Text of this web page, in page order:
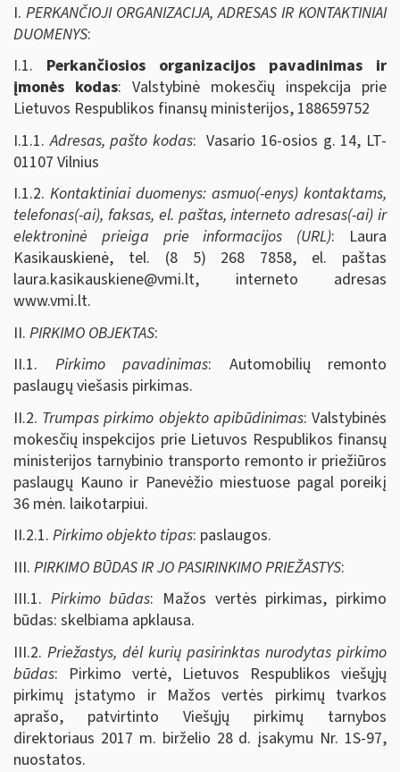
I. PERKANČIOJI ORGANIZACIJA, ADRESAS IR KONTAKTINIAI
DUOMENYS:
I.1. Perkančiosios organizacijos pavadinimas ir
įmonės kodas: Valstybinė mokesčių inspekcija prie
Lietuvos Respublikos finansų ministerijos, 188659752
I.1.1.Adresas, pašto kodas: Vasario 16-osios g. 14, LT-
01107 Vilnius
I.1.2. Kontaktiniai duomenys: asmuo(-enys) kontaktams,
telefonas(-ai), faksas, el. paštas, interneto adresas(-ai) ir
elektroninė prieiga prie informacijos (URL): Laura
Kasikauskienė, tel. (8 5) 268 7858, el. paštas
laura.kasikauskiene@vmi.lt, interneto adresas
www.vmi.lt.
II. PIRKIMO OBJEKTAS:
II.1. Pirkimo pavadinimas: Automobilių remonto
paslaugų viešasis pirkimas.
II.2. Trumpas pirkimo objekto apibūdinimas: Valstybinės
mokesčių inspekcijos prie Lietuvos Respublikos finansų
ministerijos tarnybinio transporto remonto ir priežiūros
paslaugų Kauno ir Panevėžio miestuose pagal poreikį
36 mėn. laikotarpiui.
II.2.1. Pirkimo objekto tipas: paslaugos.
III. PIRKIMO BŪDAS IR JO PASIRINKIMO PRIEŽASTYS:
III.1. Pirkimo būdas: Mažos vertės pirkimas, pirkimo
būdas: skelbiama apklausa.
III.2. Priežastys, dėl kurių pasirinktas nurodytas pirkimo
būdas: Pirkimo vertė, Lietuvos Respublikos viešųjų
pirkimų įstatymo ir Mažos vertės pirkimų tvarkos
aprašo, patvirtinto Viešųjų pirkimų tarnybos
direktoriaus 2017 m. birželio 28 d. įsakymu Nr. 1S-97,
nuostatos.